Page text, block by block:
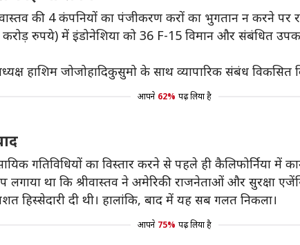
की 4 कंपनियों का पंजीकरण करों का भुगतान न करने पर
रुपये) में इंडोनेशिया को 36 F-15 विमान और संबंधित
हाशिम जोजोहादिकुसुमो के साथ व्यापारिक संबंध विकसित
आपने 62% पढ़ लिया है
गतिविधियों का विस्तार करने से पहले ही कैलिफोर्निया में
लगाया था कि श्रीवास्तव ने अमेरिकी राजनेताओं और सुरक्षा
हिस्सेदारी दी थी। हालांकि, बाद में यह सब गलत निकला।
आपने 75% पढ़ लिया है